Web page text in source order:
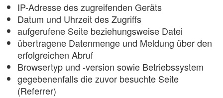
IP-Adresse des zugreifenden Geräts
Datum und Uhrzeit des Zugriffs
aufgerufene Seite beziehungsweise Datei
übertragene Datenmenge und Meldung über den
erfolgreichen Abruf
Browsertyp und -version sowie Betriebssystem
gegebenenfalls die zuvor besuchte Seite
(Referrer)